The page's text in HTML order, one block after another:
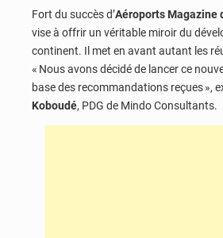
Fort du succès d’Aéroports Magazine
vise à offrir un véritable miroir du
continent. Il met en avant autant les
« Nous avons décidé de lancer ce
base des recommandations reçues »,
Koboudé, PDG de Mindo Consultants.